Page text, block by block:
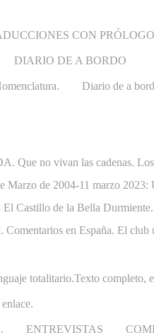
CON PRÓLOGO
DIARIO DE A BORDO
Diario de a
no vivan las cadenas. Los
de 2004-11 marzo 2023:
Castillo de la Bella
en España. El club
totalitario.Texto completo,
ENTREVISTAS